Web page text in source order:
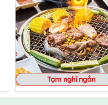
Tạm nghỉ ngắn